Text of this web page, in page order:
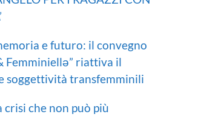
e futuro: il convegno
Femminiellə” riattiva il
soggettività transfemminili
crisi che non può più